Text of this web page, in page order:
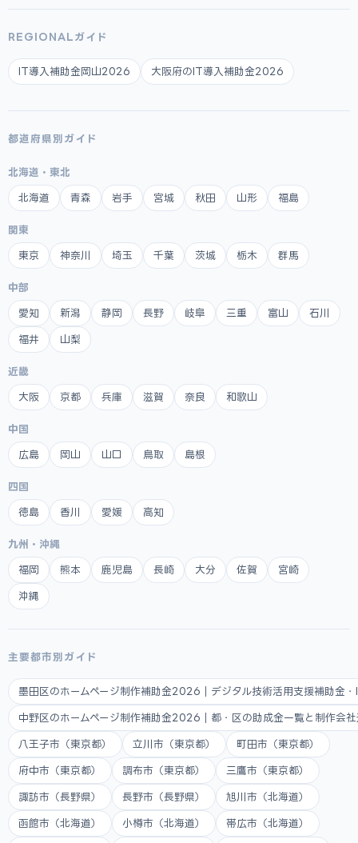
REGIONALガイド
IT導入補助金岡山2026 大阪府のIT導入補助金2026
都道府県別ガイド
北海道・東北
北海道 青森 岩手 宮城 秋田 山形 福島
関東
東京 神奈川 埼玉 千葉 茨城 栃木 群馬
中部
愛知 新潟 静岡 長野 岐阜 三重 富山 石川
福井 山梨
近畿
大阪 京都 兵庫 滋賀 奈良 和歌山
中国
広島 岡山 山口 鳥取 島根
四国
徳島 香川 愛媛 高知
九州・沖縄
福岡 熊本 鹿児島 長崎 大分 佐賀 宮崎
沖縄
主要都市別ガイド
墨田区のホームページ制作補助金2026｜デジタル技術活用支援補助金
中野区のホームページ制作補助金2026｜都・区の助成金一覧と制作会
八王子市（東京都） 立川市（東京都） 町田市（東京都）
府中市（東京都） 調布市（東京都） 三鷹市（東京都）
諏訪市（長野県） 長野市（長野県） 旭川市（北海道）
函館市（北海道） 小樽市（北海道） 帯広市（北海道）